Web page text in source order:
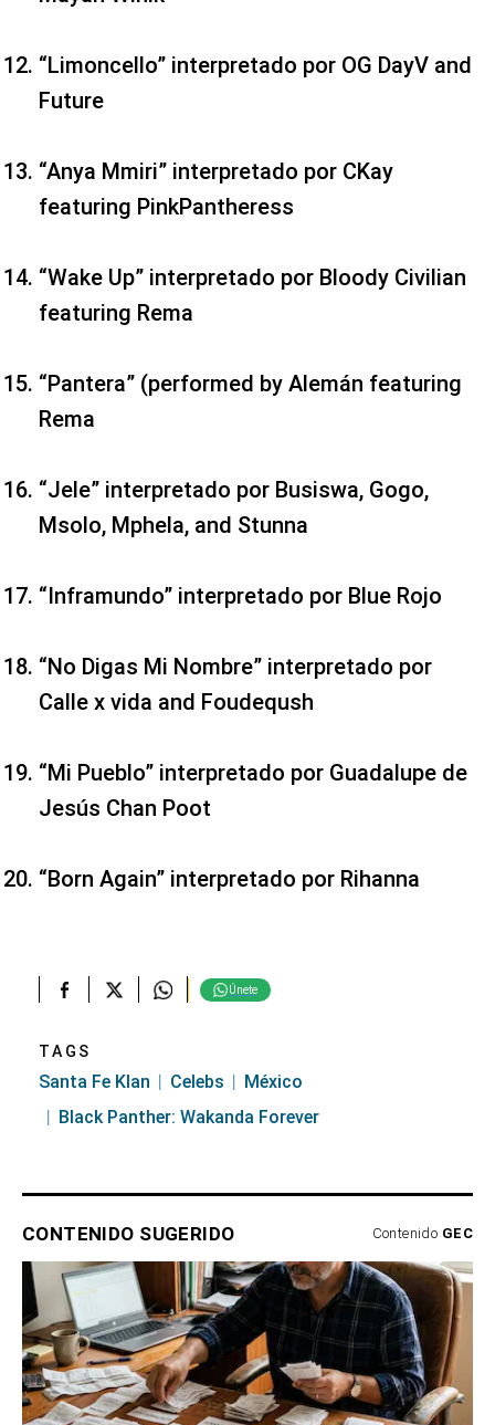
“Limoncello” interpretado por OG DayV and
Future
“Anya Mmiri” interpretado por CKay
featuring PinkPantheress
“Wake Up” interpretado por Bloody Civilian
featuring Rema
“Pantera” (performed by Alemán featuring
Rema
“Jele” interpretado por Busiswa, Gogo,
Msolo, Mphela, and Stunna
“Inframundo” interpretado por Blue Rojo
“No Digas Mi Nombre” interpretado por
Calle x vida and Foudeqush
“Mi Pueblo” interpretado por Guadalupe de
Jesús Chan Poot
“Born Again” interpretado por Rihanna
Únete
TAGS
Santa Fe Klan Celebs
México
Black Panther: Wakanda Forever
CONTENIDO SUGERIDO Contenido GEC